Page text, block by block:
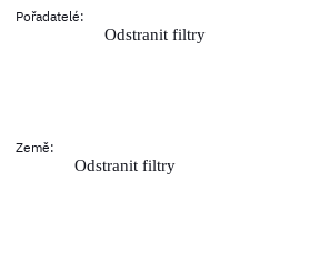
Pořadatelé:
Odstranit filtry
Země:
Odstranit filtry